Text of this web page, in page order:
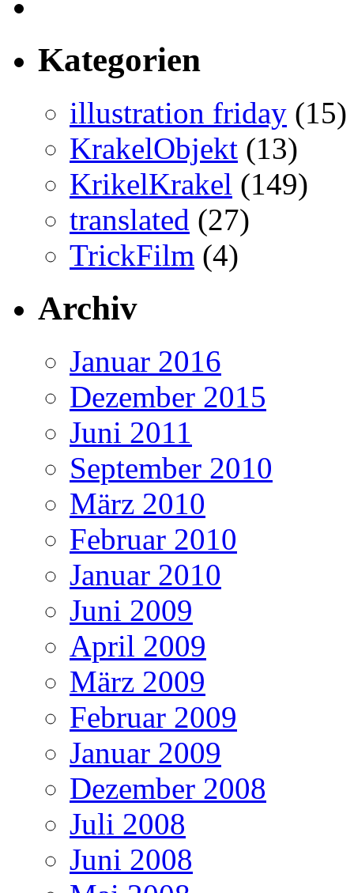
Kategorien
illustration friday (15)
KrakelObjekt (13)
KrikelKrakel (149)
translated (27)
TrickFilm (4)
Archiv
Januar 2016
Dezember 2015
Juni 2011
September 2010
März 2010
Februar 2010
Januar 2010
Juni 2009
April 2009
März 2009
Februar 2009
Januar 2009
Dezember 2008
Juli 2008
Juni 2008